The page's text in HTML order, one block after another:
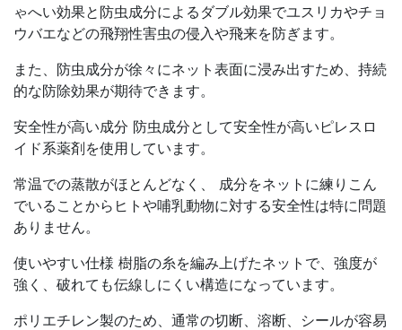
ゃへい効果と防虫成分によるダブル効果でユスリカやチョ
ウバエなどの飛翔性害虫の侵入や飛来を防ぎます。
また、防虫成分が徐々にネット表面に浸み出すため、持続
的な防除効果が期待できます。
安全性が高い成分 防虫成分として安全性が高いピレスロ
イド系薬剤を使用しています。
常温での蒸散がほとんどなく、 成分をネットに練りこん
でいることからヒトや哺乳動物に対する安全性は特に問題
ありません。
使いやすい仕様 樹脂の糸を編み上げたネットで、強度が
強く、破れても伝線しにくい構造になっています。
ポリエチレン製のため、通常の切断、溶断、シールが容易